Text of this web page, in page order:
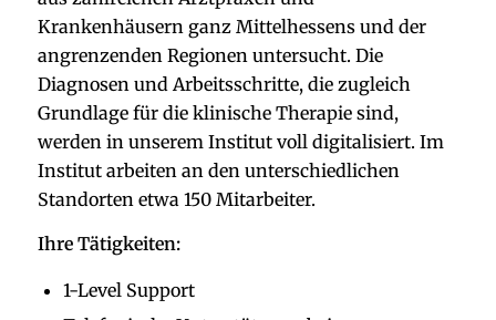
Krankenhäusern ganz Mittelhessens und der
angrenzenden Regionen untersucht. Die
Diagnosen und Arbeitsschritte, die zugleich
Grundlage für die klinische Therapie sind,
werden in unserem Institut voll digitalisiert. Im
Institut arbeiten an den unterschiedlichen
Standorten etwa 150 Mitarbeiter.
Ihre Tätigkeiten:
1-Level Support